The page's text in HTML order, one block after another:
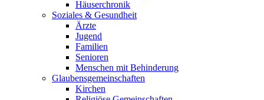
Häuserchronik
Soziales & Gesundheit
Ärzte
Jugend
Familien
Senioren
Menschen mit Behinderung
Glaubensgemeinschaften
Kirchen